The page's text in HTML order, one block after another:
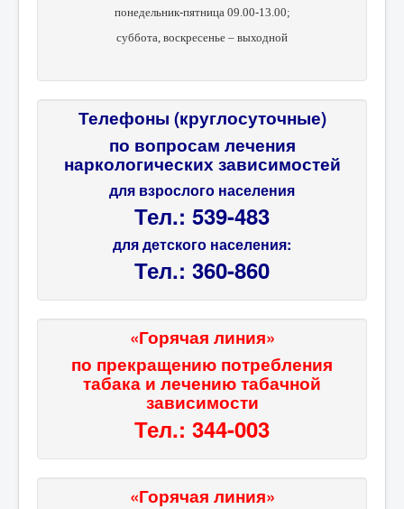
понедельник-пятница 09.00-13.00;
суббота, воскресенье – выходной
Телефоны (круглосуточные)
по вопросам лечения
наркологических зависимостей
для взрослого населения
Тел.: 539-483
для детского населения:
Тел.: 360-860
«Горячая линия»
по прекращению потребления
табака и лечению табачной
зависимости
Тел.: 344-003
«Горячая линия»